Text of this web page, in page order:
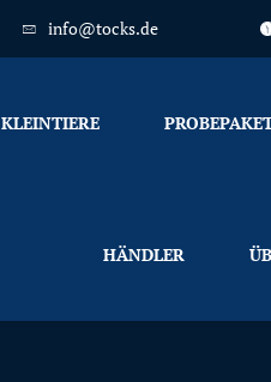
info@tocks.de
KLEINTIERE
HÄNDLER